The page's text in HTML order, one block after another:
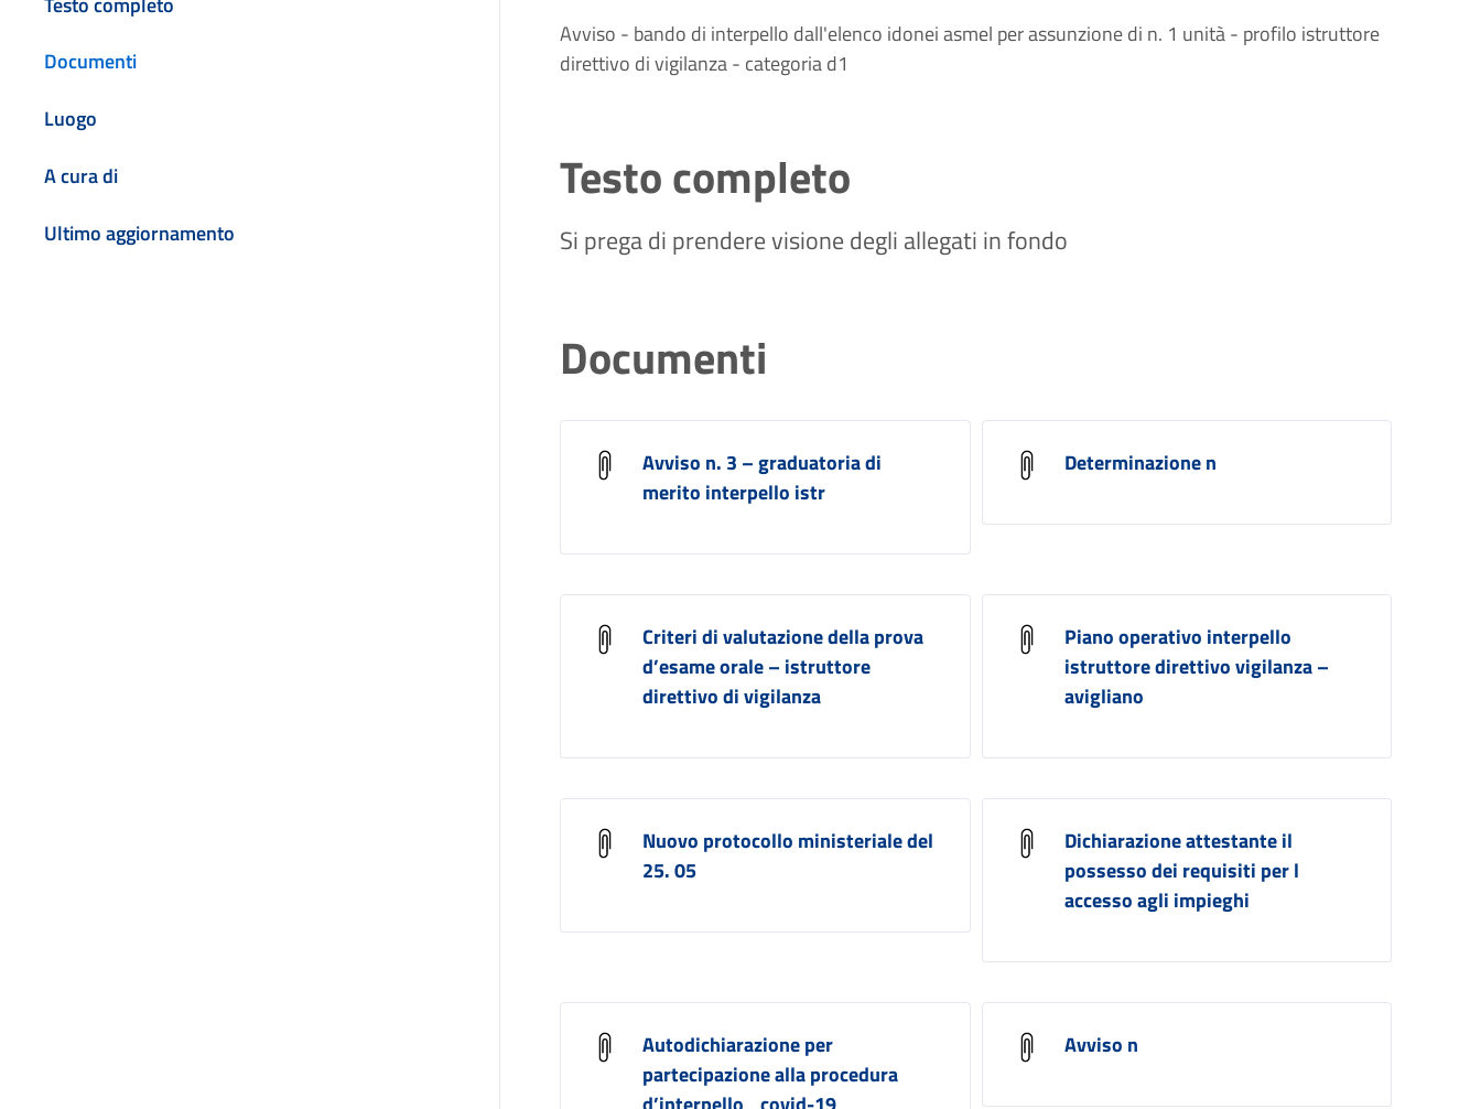
Documenti
Luogo
A cura di
Ultimo aggiornamento
Avviso - bando di interpello dall'elenco idonei asmel per assunzione di n. 1 unità - profilo istruttore
direttivo di vigilanza - categoria d1
Testo completo
Si prega di prendere visione degli allegati in fondo
Documenti
Avviso n. 3 – graduatoria di
merito interpello istr
Determinazione n
Criteri di valutazione della prova
d’esame orale – istruttore
direttivo di vigilanza
Piano operativo interpello
istruttore direttivo vigilanza –
avigliano
Nuovo protocollo ministeriale del
25. 05
Dichiarazione attestante il
possesso dei requisiti per l
accesso agli impieghi
Autodichiarazione per
partecipazione alla procedura
Avviso n